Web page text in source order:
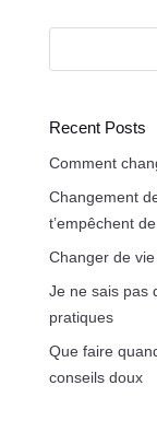
Recent Posts
Comment
Changement
t’empêchent
Changer de
Je ne sais pas
pratiques
Que faire
conseils doux